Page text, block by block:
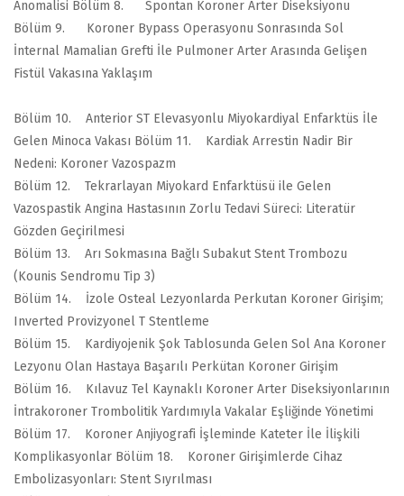
Anomalisi Bölüm 8. Spontan Koroner Arter Diseksiyonu
Bölüm 9. Koroner Bypass Operasyonu Sonrasında Sol
İnternal Mamalian Grefti İle Pulmoner Arter Arasında Gelişen
Fistül Vakasına Yaklaşım
Bölüm 10. Anterior ST Elevasyonlu Miyokardiyal Enfarktüs İle
Gelen Minoca Vakası Bölüm 11. Kardiak Arrestin Nadir Bir
Nedeni: Koroner Vazospazm
Bölüm 12. Tekrarlayan Miyokard Enfarktüsü ile Gelen
Vazospastik Angina Hastasının Zorlu Tedavi Süreci: Literatür
Gözden Geçirilmesi
Bölüm 13. Arı Sokmasına Bağlı Subakut Stent Trombozu
(Kounis Sendromu Tip 3)
Bölüm 14. İzole Osteal Lezyonlarda Perkutan Koroner Girişim;
Inverted Provizyonel T Stentleme
Bölüm 15. Kardiyojenik Şok Tablosunda Gelen Sol Ana Koroner
Lezyonu Olan Hastaya Başarılı Perkütan Koroner Girişim
Bölüm 16. Kılavuz Tel Kaynaklı Koroner Arter Diseksiyonlarının
İntrakoroner Trombolitik Yardımıyla Vakalar Eşliğinde Yönetimi
Bölüm 17. Koroner Anjiyografi İşleminde Kateter İle İlişkili
Komplikasyonlar Bölüm 18. Koroner Girişimlerde Cihaz
Embolizasyonları: Stent Sıyrılması